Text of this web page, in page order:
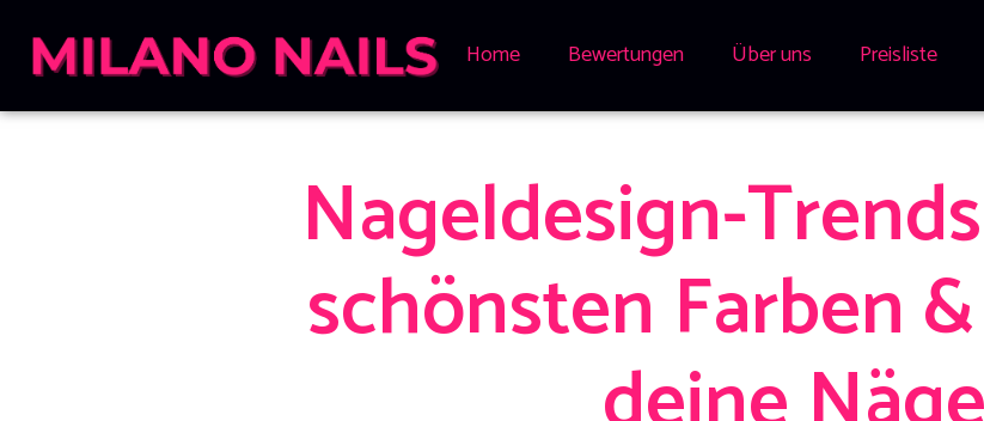
Home Bewertungen Über uns Preisliste
Nageldesign-
schönsten Farben